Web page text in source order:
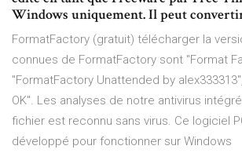
Windows uniquement. Il peut
FormatFactory (gratuit) télécharger la
connues de FormatFactory sont "Format
"FormatFactory Unattended by
OK". Les analyses de notre antivirus
fichier est reconnu sans virus. Ce logiciel
développé pour fonctionner sur Windows